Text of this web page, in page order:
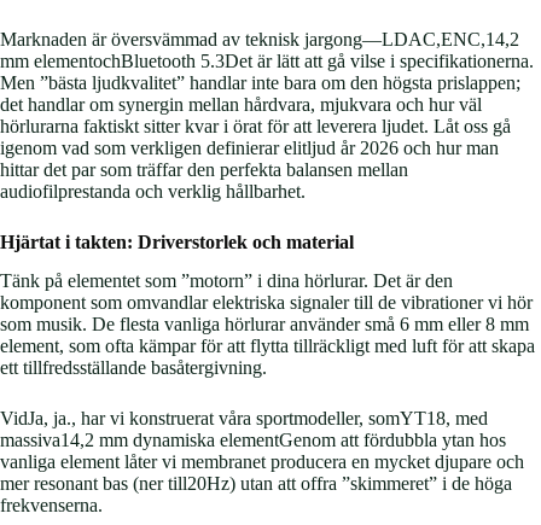
Marknaden är översvämmad av teknisk jargong—LDAC,ENC,14,2
mm elementochBluetooth 5.3Det är lätt att gå vilse i specifikationerna.
Men ”bästa ljudkvalitet” handlar inte bara om den högsta prislappen;
det handlar om synergin mellan hårdvara, mjukvara och hur väl
hörlurarna faktiskt sitter kvar i örat för att leverera ljudet. Låt oss gå
igenom vad som verkligen definierar elitljud år 2026 och hur man
hittar det par som träffar den perfekta balansen mellan
audiofilprestanda och verklig hållbarhet.
Hjärtat i takten: Driverstorlek och material
Tänk på elementet som ”motorn” i dina hörlurar. Det är den
komponent som omvandlar elektriska signaler till de vibrationer vi hör
som musik. De flesta vanliga hörlurar använder små 6 mm eller 8 mm
element, som ofta kämpar för att flytta tillräckligt med luft för att skapa
ett tillfredsställande basåtergivning.
VidJa, ja., har vi konstruerat våra sportmodeller, somYT18, med
massiva14,2 mm dynamiska elementGenom att fördubbla ytan hos
vanliga element låter vi membranet producera en mycket djupare och
mer resonant bas (ner till20Hz) utan att offra ”skimmeret” i de höga
frekvenserna.